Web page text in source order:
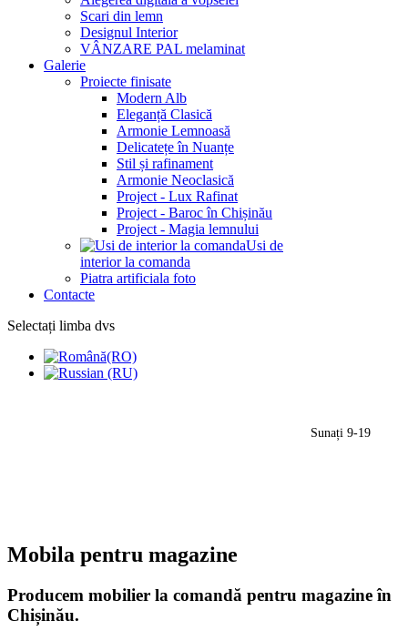
Scari din lemn
Designul Interior
VÂNZARE PAL melaminat
Galerie
Proiecte finisate
Modern Alb
Eleganță Clasică
Armonie Lemnoasă
Delicatețe în Nuanțe
Stil și rafinament
Armonie Neoclasică
Project - Lux Rafinat
Project - Baroc în Chișinău
Project - Magia lemnului
Usi de
interior la comanda
Piatra artificiala foto
Contacte
Selectați limba dvs
Sunați 9-19
Mobila pentru magazine
Producem mobilier la comandă pentru magazine în
Chișinău.